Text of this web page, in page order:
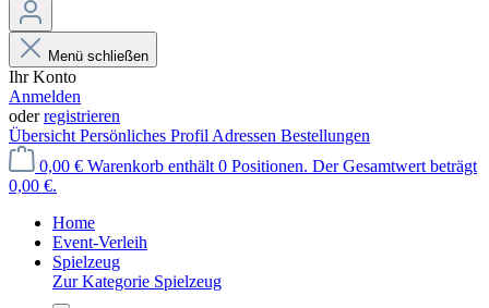
Menü schließen
Ihr Konto
Anmelden
oderregistrieren
Übersicht Persönliches Profil Adressen Bestellungen
0,00 € Warenkorb enthält 0 Positionen. Der Gesamtwert beträgt
0,00 €.
Home
Event-Verleih
Spielzeug
Zur Kategorie Spielzeug